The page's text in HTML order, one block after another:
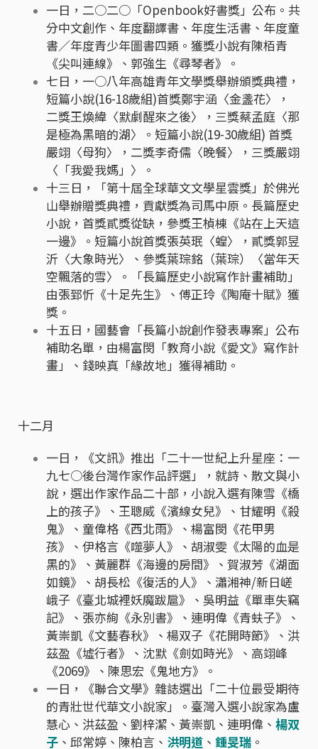
一日，二○二○「Openbook好書獎」公布。共
分中文創作、年度翻譯書、年度生活書、年度童
書／年度青少年圖書四類。獲獎小說有陳栢青
《尖叫連線》、郭強生《尋琴者》。
七日，一○八年高雄青年文學獎舉辦頒獎典禮，
短篇小說(16-18歲組)首獎鄭宇涵〈金盞花〉，
二獎王煥緯〈默劇醒來之後〉，三獎蔡孟庭〈那
是極為黑暗的湖〉。短篇小說(19-30歲組) 首獎
嚴翊〈母狗〉，二獎李奇儒〈晚餐〉，三獎嚴翊
〈「我愛我媽」〉。
十三日，「第十屆全球華文文學星雲獎」於佛光
山舉辦贈獎典禮，貢獻獎為司馬中原。長篇歷史
小說，首獎貳獎從缺，參獎王楨棟《站在上天這
一邊》。短篇小說首獎張英珉〈蝗〉，貳獎郭昱
沂〈大象時光〉、參獎葉琮銘（葉琮）〈當年天
空飄落的雪〉。「長篇歷史小說寫作計畫補助」
由張郅忻《十足先生》、傅正玲《陶庵十賦》獲
獎。
十五日，國藝會「長篇小說創作發表專案」公布
補助名單，由楊富閔「教育小說《愛文》寫作計
畫」、錢映真「緣故地」獲得補助。
十二月
一日，《文訊》推出「二十一世紀上升星座：一
九七○後台灣作家作品評選」，就詩、散文與小
說，選出作家作品二十部，小說入選有陳雪《橋
上的孩子》、王聰威《濱線女兒》、甘耀明《殺
鬼》、童偉格《西北雨》、楊富閔《花甲男
孩》、伊格言《噬夢人》、胡淑雯《太陽的血是
黑的》、黃麗群《海邊的房間》、賀淑芳《湖面
如鏡》、胡長松《復活的人》、瀟湘神/新日嵯
峨子《臺北城裡妖魔跋扈》、吳明益《單車失竊
記》、張亦絢《永別書》、連明偉《青蚨子》、
黃崇凱《文藝春秋》、楊双子《花開時節》、洪
茲盈《墟行者》、沈默《劍如時光》、高翊峰
《2069》、陳思宏《鬼地方》。
一日，《聯合文學》雜誌選出「二十位最受期待
的青壯世代華文小說家」。臺灣入選小說家為盧
慧心、洪茲盈、劉梓潔、黃崇凱、連明偉、 楊双
子 、邱常婷、陳柏言、 洪明道 、 鍾旻瑞 。